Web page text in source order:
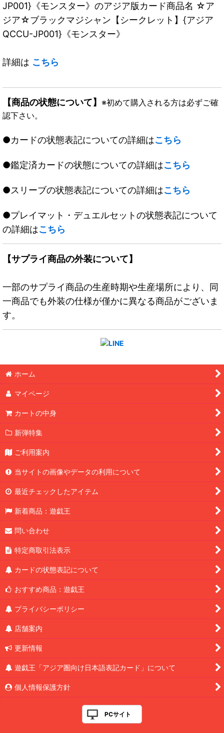
JP001}《モンスター》のアジア版カード商品名 ☆ア
ジア☆ブラックマジシャン【シークレット】{アジア
QCCU-JP001}《モンスター》
詳細は こちら
【商品の状態について】 ※初めて購入される方は必ずご確
認下さい。
●カードの状態表記についての詳細はこちら
●鑑定済カードの状態についての詳細はこちら
●スリーブの状態表記についての詳細はこちら
●プレイマット・デュエルセットの状態表記について
の詳細はこちら
【サプライ商品の外装について】
一部のサプライ商品の生産時期や生産場所により、同
一商品でも外装の仕様が僅かに異なる商品がございま
す。
ホーム
マイページ
カートの中身
新弾特集
ご利用案内
当サイトの画像やデータの利用について
最近チェックしたアイテム
新着商品：遊戯王
問い合わせ
特定商取引法表示
カードの状態表記について
おすすめ商品：遊戯王
プライバシーポリシー
店舗案内
更新情報
遊戯王「アジア圏向け日本語表記カード」について
個人情報保護方針
PCサイト